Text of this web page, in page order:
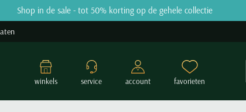
Shop in de sale - tot 50% korting op de gehele collectie
winkels service account favorieten